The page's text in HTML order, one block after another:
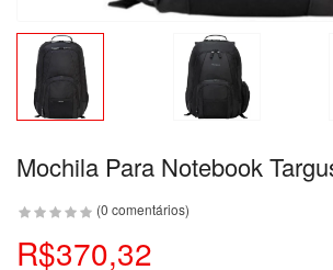
Mochila Para Notebook
(0 comentários)
R$370,32